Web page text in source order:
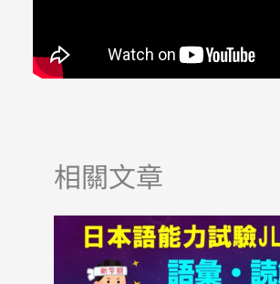
相關文章